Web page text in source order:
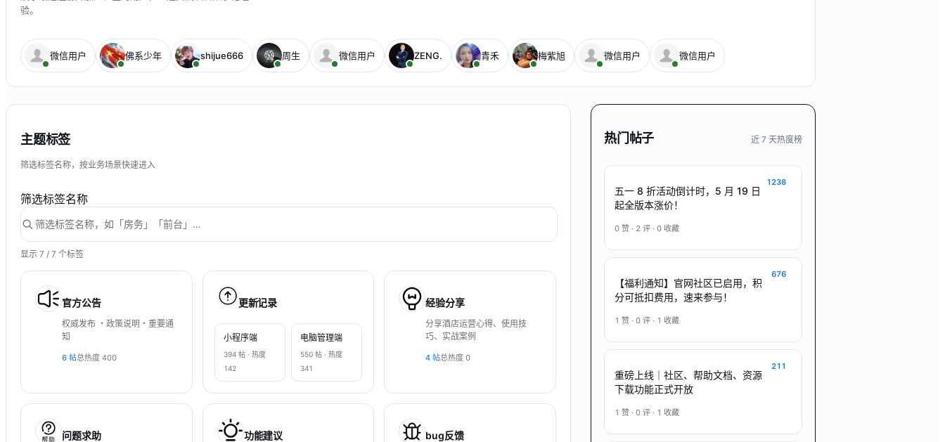
验。
微信用户 佛系少年 shijue666 周生 微信用户 ZENG. 青禾 梅紫旭 微信用户 微信用户
主题标签
筛选标签名称，按业务场景快速进入
筛选标签名称
显示 7 / 7 个标签
官方公告
权威发布 ・政策说明・重要通
知
6 帖总热度 400
更新记录
小程序端
394帖 · 热度
142
电脑管理端
550帖 · 热度
341
经验分享
分享酒店运营心得、使用技
巧、实战案例
4 帖总热度0
问题求助 功能建议 bug反馈
热门帖子 近 7 天热度榜
五一 8 折活动倒计时，5 月 19 日
起全版本涨价！
0 赞 · 2 评 · 0 收藏
1238
【福利通知】官网社区已启用，积
分可抵扣费用，速来参与！
1 赞 · 0 评 · 1 收藏
676
重磅上线｜社区、帮助文档、资源
下载功能正式开放
1 赞 · 0 评 · 1 收藏
211